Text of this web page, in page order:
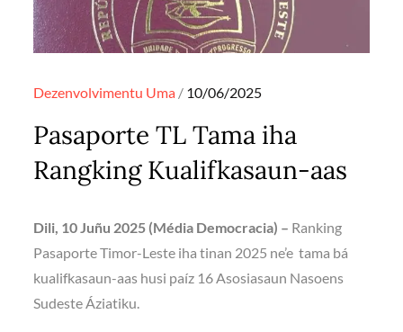
Dezenvolvimentu Uma Posted
10/06/2025
Pasaporte TL Tama iha
Rangking Kualifkasaun-aas
Dili, 10 Juñu 2025 (Média Democracia) – Ranking
Pasaporte Timor-Leste iha tinan 2025 ne’e tama bá
kualifkasaun-aas husi paíz 16 Asosiasaun Nasoens
Sudeste Áziatiku.